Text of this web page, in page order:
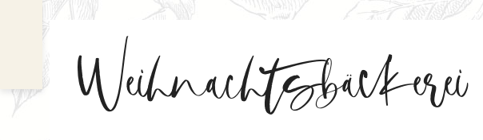
Weihnachtsbäckerei